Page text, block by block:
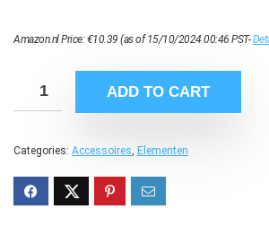
Amazon.nl Price:€10.39 (as of 15/10/2024 00:46 PST-
ADD TO CART
Categories: Accessoires, Elementen